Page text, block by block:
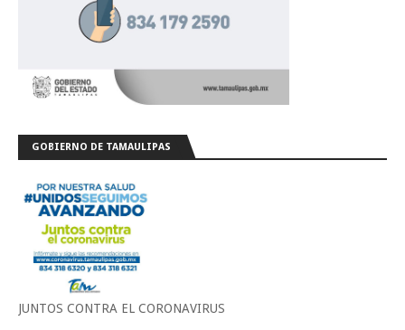
GOBIERNO DE TAMAULIPAS
JUNTOS CONTRA EL CORONAVIRUS